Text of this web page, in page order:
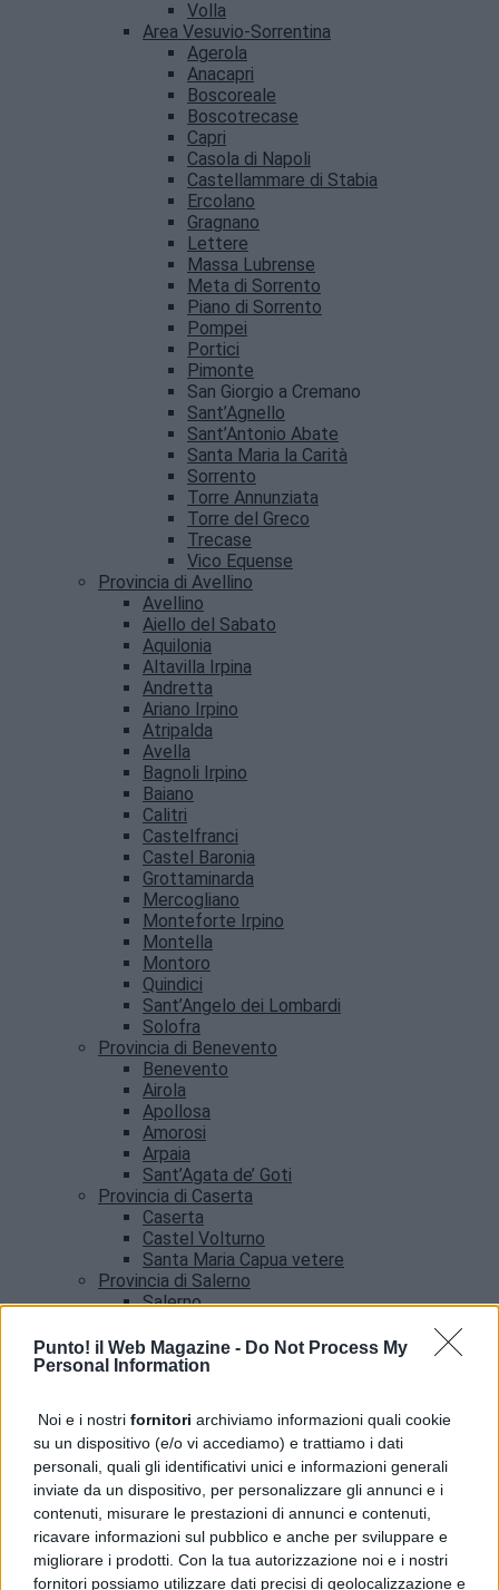
Punto! il Web Magazine - Do Not Process My
Personal Information
Noi e i nostri fornitori archiviamo informazioni quali cookie
su un dispositivo (e/o vi accediamo) e trattiamo i dati
personali, quali gli identificativi unici e informazioni generali
inviate da un dispositivo, per personalizzare gli annunci e i
contenuti, misurare le prestazioni di annunci e contenuti,
ricavare informazioni sul pubblico e anche per sviluppare e
migliorare i prodotti. Con la tua autorizzazione noi e i nostri
fornitori possiamo utilizzare dati precisi di geolocalizzazione e
Volla
Area Vesuvio-Sorrentina
Agerola
Anacapri
Boscoreale
Boscotrecase
Capri
Casola di Napoli
Castellammare di Stabia
Ercolano
Gragnano
Lettere
Massa Lubrense
Meta di Sorrento
Piano di Sorrento
Pompei
Portici
Pimonte
San Giorgio a Cremano
Sant’Agnello
Sant’Antonio Abate
Santa Maria la Carità
Sorrento
Torre Annunziata
Torre del Greco
Trecase
Vico Equense
Provincia di Avellino
Avellino
Aiello del Sabato
Aquilonia
Altavilla Irpina
Andretta
Ariano Irpino
Atripalda
Avella
Bagnoli Irpino
Baiano
Calitri
Castelfranci
Castel Baronia
Grottaminarda
Mercogliano
Monteforte Irpino
Montella
Montoro
Quindici
Sant’Angelo dei Lombardi
Solofra
Provincia di Benevento
Benevento
Airola
Apollosa
Amorosi
Arpaia
Sant’Agata de’ Goti
Provincia di Caserta
Caserta
Castel Volturno
Santa Maria Capua vetere
Provincia di Salerno
Salerno
Amalfi
Angri
Addio a Francesco Guccini, il poeta della musica
italiana si è spento